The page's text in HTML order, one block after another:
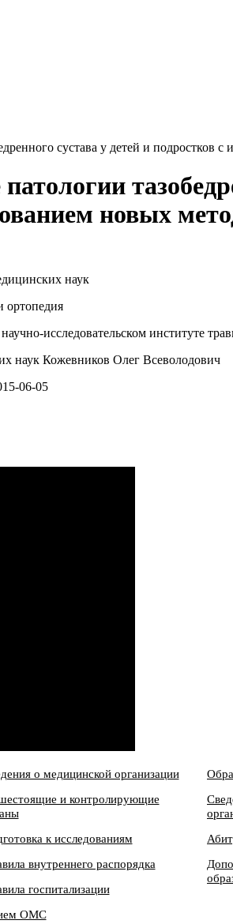
сустава у детей и подростков
новых
наук
ортопедия
исследовательском институте
наук Кожевников Олег Всеволодович
06-05
о медицинской организации
и контролирующие
к исследованиям
внутреннего распорядка
госпитализации
ОМС